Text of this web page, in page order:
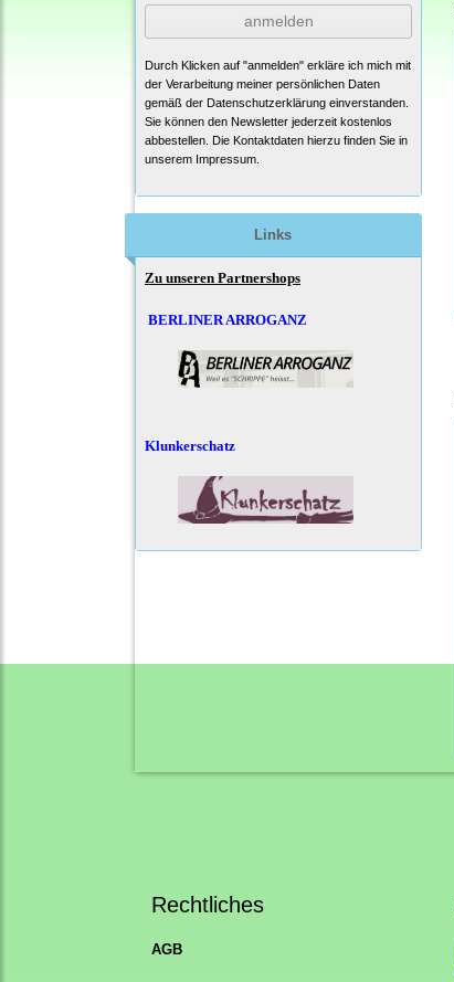
anmelden
Durch Klicken auf "anmelden" erkläre ich mich mit
der Verarbeitung meiner persönlichen Daten
gemäß der Datenschutzerklärung einverstanden.
Sie können den Newsletter jederzeit kostenlos
abbestellen. Die Kontaktdaten hierzu finden Sie in
unserem Impressum.
Links
Zu unseren Partnershops
BERLINER ARROGANZ
Klunkerschatz
Rechtliches
AGB